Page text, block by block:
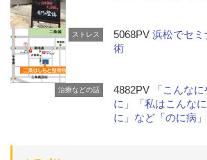
ストレス 5068PV浜松でセ
術
治療などの話 4882PV
「こんな
に」「私はこんな
に」など「のに病